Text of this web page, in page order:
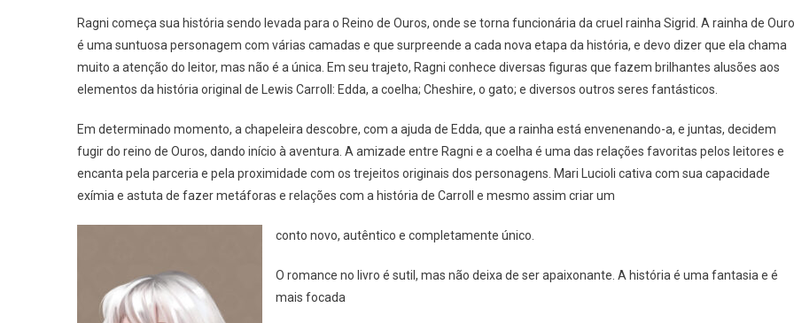
Resenha
Do
Livro
Ragni começa sua história sendo levada para o Reino de Ouros, onde se torna funcionária da cruel rainha Sigrid. A rainha de
é uma suntuosa personagem com várias camadas e que surpreende a cada nova etapa da história, e devo dizer que ela chama
muito a atenção do leitor, mas não é a única. Em seu trajeto, Ragni conhece diversas figuras que fazem brilhantes alusões aos
elementos da história original de Lewis Carroll: Edda, a coelha; Cheshire, o gato; e diversos outros seres fantásticos.
Em determinado momento, a chapeleira descobre, com a ajuda de Edda, que a rainha está envenenando-a, e juntas, decidem
fugir do reino de Ouros, dando início à aventura. A amizade entre Ragni e a coelha é uma das relações favoritas pelos leitores e
encanta pela parceria e pela proximidade com os trejeitos originais dos personagens. Mari Lucioli cativa com sua capacidade
exímia e astuta de fazer metáforas e relações com a história de Carroll e mesmo assim criar um
conto novo, autêntico e completamente único.
O romance no livro é sutil, mas não deixa de ser apaixonante. A história é uma fantasia e é
mais focada